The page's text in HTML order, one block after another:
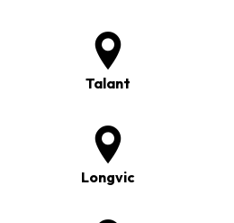
Talant
Longvic